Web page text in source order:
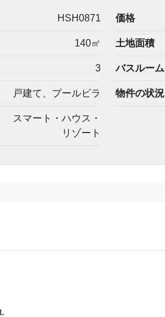
HSH0871 価格
140㎡ 土地面積
3 バスルーム
戸建て、プールビラ 物件の状況
スマート・ハウス・
リゾート